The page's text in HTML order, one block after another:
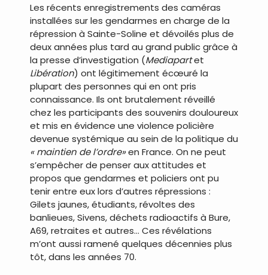
Les récents enregistrements des caméras
installées sur les gendarmes en charge de la
répression à Sainte-Soline et dévoilés plus de
deux années plus tard au grand public grâce à
la presse d’investigation (Mediapartet
Libération) ont légitimement écœuré la
plupart des personnes qui en ont pris
connaissance. Ils ont brutalement réveillé
chez les participants des souvenirs douloureux
et mis en évidence une violence policière
devenue systémique au sein de la politique du
« maintien de l’ordre»en France. On ne peut
s’empêcher de penser aux attitudes et
propos que gendarmes et policiers ont pu
tenir entre eux lors d’autres répressions :
Gilets jaunes, étudiants, révoltes des
banlieues, Sivens, déchets radioactifs à Bure,
A69, retraites et autres… Ces révélations
m’ont aussi ramené quelques décennies plus
tôt, dans les années 70.